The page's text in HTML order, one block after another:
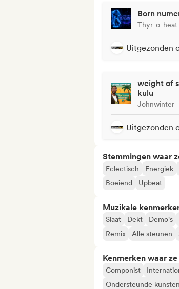
Born
Thyr-o-heat
Uitgezonden
weight of
kulu
Johnwinter
Uitgezonden
Stemmingen waar
Eclectisch Energiek
Boeiend
Upbeat
Muzikale
Slaat Dekt Demo's
Remix
Alle steunen
Kenmerken waar
Componist
Ondersteunde